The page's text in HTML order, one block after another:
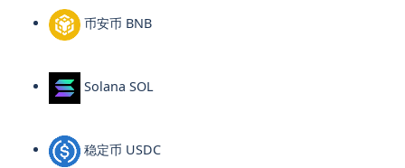
币安币 BNB
Solana SOL
稳定币 USDC